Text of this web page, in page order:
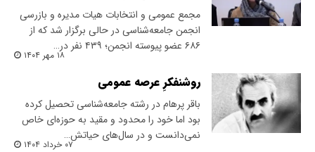
مجمع عمومی و انتخابات هیات مدیره و بازرسی
انجمن جامعه‌شناسی در حالی برگزار شد که از
۶۸۶ عضو پیوسته انجمن؛ ۴۳۹ نفر در…
۱۸ مهر ۱۴۰۴
روشنفکرِ عرصه عمومی
باقر پرهام در رشته جامعه‌شناسی تحصیل کرده
بود اما خود را محدود و مقید به حوزه‌‌ای خاص
نمی‌دانست و در سال‌های حیاتش…
۰۷ خرداد ۱۴۰۴